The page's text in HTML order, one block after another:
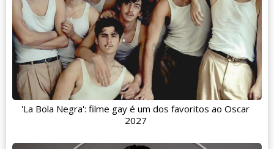
'La Bola Negra': filme gay é um dos favoritos ao Oscar
2027